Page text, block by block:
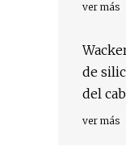
ver más
de
del
ver más